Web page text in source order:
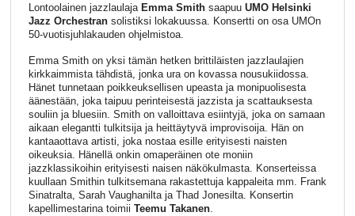
Lontoolainen jazzlaulaja Emma Smithsaapuu UMO Helsinki
Jazz Orchestransolistiksi lokakuussa. Konsertti on osa UMOn
50-vuotisjuhlakauden ohjelmistoa.
Emma Smith on yksi tämän hetken brittiläisten jazzlaulajien
kirkkaimmista tähdistä, jonka ura on kovassa nousukiidossa.
Hänet tunnetaan poikkeuksellisen upeasta ja monipuolisesta
äänestään, joka taipuu perinteisestä jazzista ja scattauksesta
souliin ja bluesiin. Smith on valloittava esiintyjä, joka on samaan
aikaan elegantti tulkitsija ja heittäytyvä improvisoija. Hän on
kantaaottava artisti, joka nostaa esille erityisesti naisten
oikeuksia. Hänellä onkin omaperäinen ote moniin
jazzklassikoihin erityisesti naisen näkökulmasta. Konserteissa
kuullaan Smithin tulkitsemana rakastettuja kappaleita mm. Frank
Sinatralta, Sarah Vaughanilta ja Thad Jonesilta. Konsertin
kapellimestarina toimii Teemu Takanen.